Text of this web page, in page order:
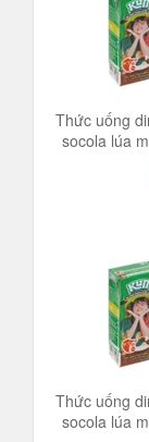
Thức uống
socola lúa
Thức uống
socola lúa